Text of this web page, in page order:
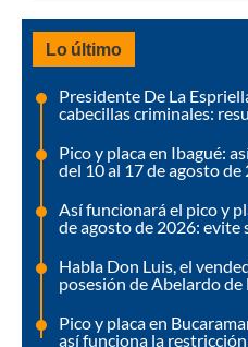
Lo último
Presidente De La
cabecillas criminales:
Pico y placa en Ibagué:
del 10 al 17 de agosto de
Así funcionará el pico y
de agosto de 2026: evite
Habla Don Luis, el
posesión de Abelardo de
Pico y placa en
así funciona la